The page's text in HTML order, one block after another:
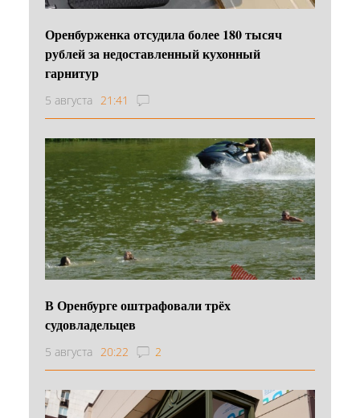
Оренбурженка отсудила более 180 тысяч
рублей за недоставленный кухонный
гарнитур
5 августа 21:41
В Оренбурге оштрафовали трёх
судовладельцев
5 августа 20:22 2